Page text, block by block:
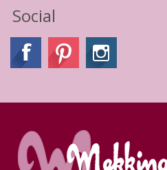
Social